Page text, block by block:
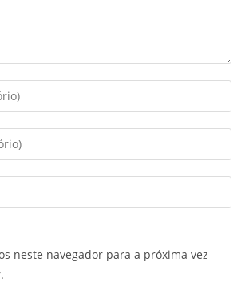
neste navegador para a próxima vez